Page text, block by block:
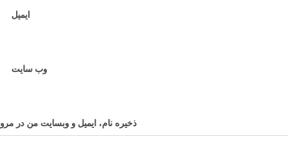
ایمیل
وب‌ سایت
ذخیره نام، ایمیل و وبسایت من در